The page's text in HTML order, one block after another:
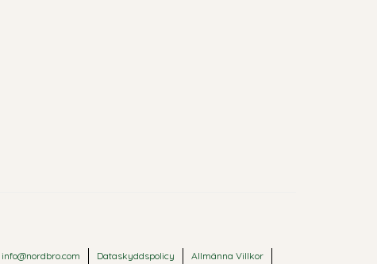
info@nordbro.com Dataskyddspolicy Allmänna Villkor